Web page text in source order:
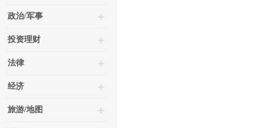
政治/军事
投资理财
法律
经济
旅游/地图